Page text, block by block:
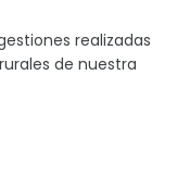
realizadas
de nuestra